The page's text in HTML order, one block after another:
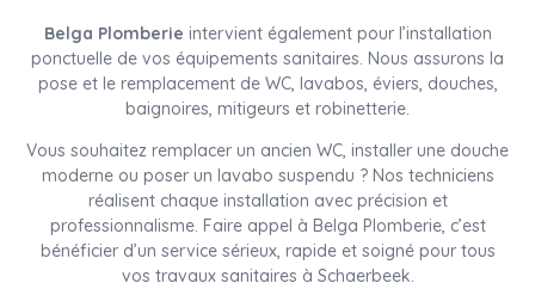
Belga Plomberie intervient également pour l’installation
ponctuelle de vos équipements sanitaires. Nous assurons la
pose et le remplacement de WC, lavabos, éviers, douches,
baignoires, mitigeurs et robinetterie.
Vous souhaitez remplacer un ancien WC, installer une douche
moderne ou poser un lavabo suspendu ? Nos techniciens
réalisent chaque installation avec précision et
professionnalisme. Faire appel à Belga Plomberie, c’est
bénéficier d’un service sérieux, rapide et soigné pour tous
vos travaux sanitaires à Schaerbeek.